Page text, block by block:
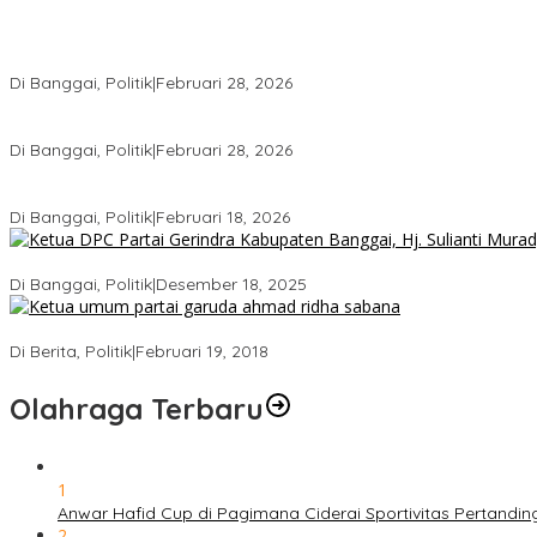
Di Banggai, Politik|Februari 28, 2026
Di Banggai, Politik|Februari 28, 2026
Di Banggai, Politik|Februari 18, 2026
Di Banggai, Politik|Desember 18, 2025
Di Berita, Politik|Februari 19, 2018
Olahraga Terbaru
1
Anwar Hafid Cup di Pagimana Ciderai Sportivitas